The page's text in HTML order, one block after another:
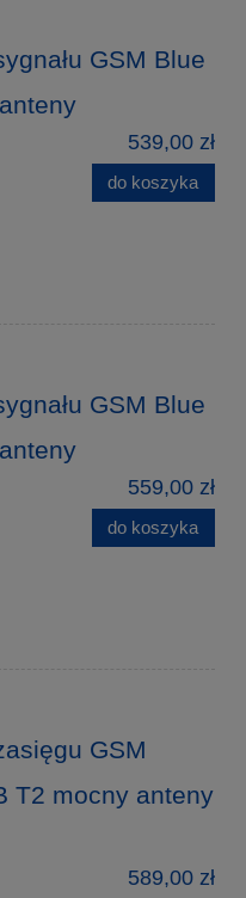
GSM Blue
539,00 zł
do koszyka
GSM Blue
559,00 zł
do koszyka
GSM
T2 mocny anteny
589,00 zł